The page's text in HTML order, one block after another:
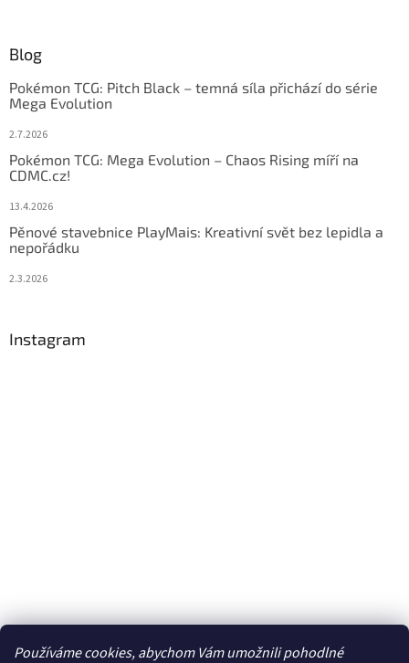
Používáme cookies, abychom Vám umožnili pohodlné
Blog
Pokémon TCG: Pitch Black – temná síla přichází do série
Mega Evolution
2.7.2026
Pokémon TCG: Mega Evolution – Chaos Rising míří na
CDMC.cz!
13.4.2026
Pěnové stavebnice PlayMais: Kreativní svět bez lepidla a
nepořádku
2.3.2026
Instagram